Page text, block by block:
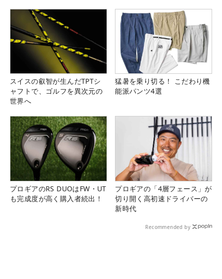
スイスの叡智が生んだTPTシ
ャフトで、ゴルフを異次元の
世界へ
猛暑を乗り切る！ こだわり機
能派パンツ4選
プロギアのRS DUOはFW・UT
も完成度が高く購入者続出！
プロギアの「4層フェース」が
切り開く高初速ドライバーの
新時代
Recommended by